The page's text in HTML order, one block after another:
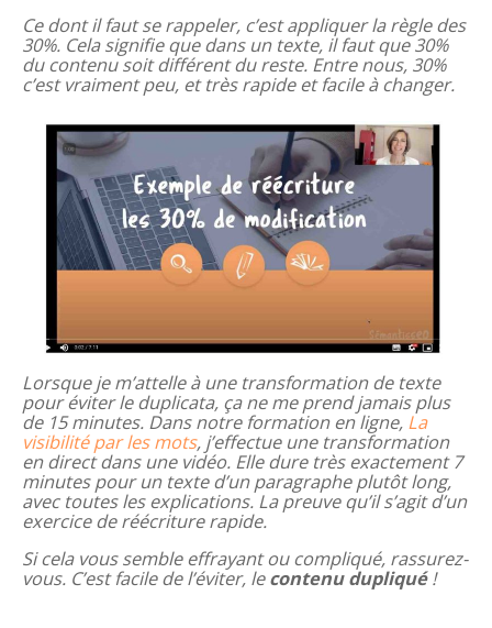
Ce dont il faut se rappeler, c’est appliquer la règle des
30%. Cela signifie que dans un texte, il faut que 30%
du contenu soit différent du reste. Entre nous, 30%
c’est vraiment peu, et très rapide et facile à changer.
Lorsque je m’attelle à une transformation de texte
pour éviter le duplicata, ça ne me prend jamais plus
de 15 minutes. Dans notre formation en ligne, La
visibilité par les mots, j’effectue une transformation
en direct dans une vidéo. Elle dure très exactement 7
minutes pour un texte d’un paragraphe plutôt long,
avec toutes les explications. La preuve qu’il s’agit d’un
exercice de réécriture rapide.
Si cela vous semble effrayant ou compliqué, rassurez-
vous. C’est facile de l’éviter, lecontenu dupliqué!